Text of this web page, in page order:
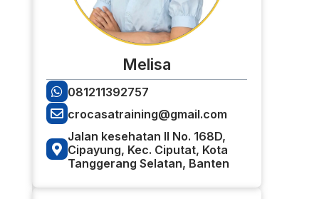
Melisa
081211392757
crocasatraining@gmail.com
Jalan kesehatan II No. 168D,
Cipayung, Kec. Ciputat, Kota
Tanggerang Selatan, Banten